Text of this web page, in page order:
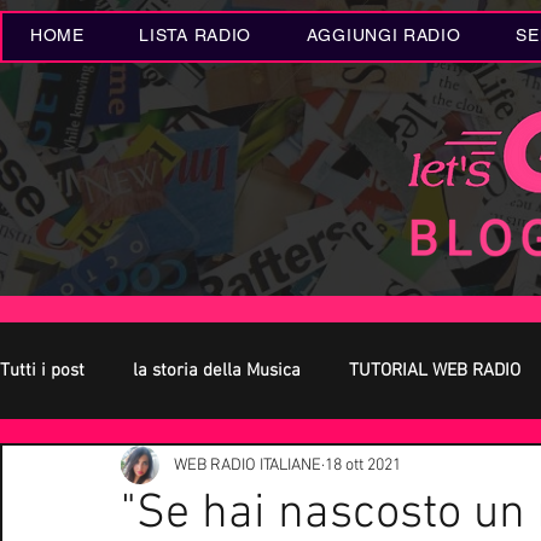
HOME LISTA RADIO AGGIUNGI RADIO
Tutti i post la storia della Musica TUTORIAL WEB RADIO
Oroscopo Concerti Live Eventi MUSICA
"Se hai nascosto
WEB RADIO ITALIANE 18 ott 2021